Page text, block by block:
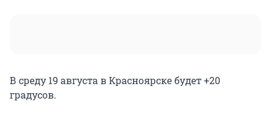
В среду 19 августа в Красноярске будет +20
градусов.